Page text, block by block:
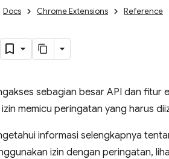
Docs Chrome Extensions Reference
sebagian besar API dan fitur
memicu peringatan yang harus
informasi selengkapnya
izin dengan peringatan,